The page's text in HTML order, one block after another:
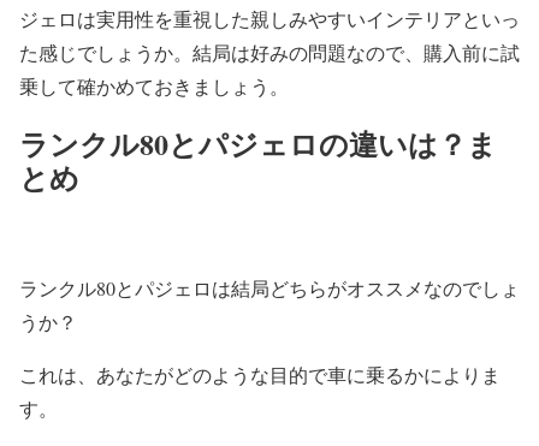
ジェロは実用性を重視した親しみやすいインテリアといっ
た感じでしょうか。結局は好みの問題なので、購入前に試
乗して確かめておきましょう。
ランクル80とパジェロの違いは？ま
とめ
ランクル80とパジェロは結局どちらがオススメなのでしょ
うか？
これは、あなたがどのような目的で車に乗るかによりま
す。